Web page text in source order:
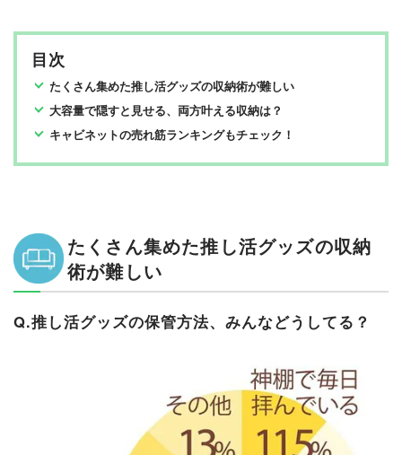
目次
たくさん集めた推し活グッズの収納術が難しい
大容量で隠すと見せる、両方叶える収納は？
キャビネットの売れ筋ランキングもチェック！
たくさん集めた推し活グッズの収納
術が難しい
Q.推し活グッズの保管方法、みんなどうしてる？